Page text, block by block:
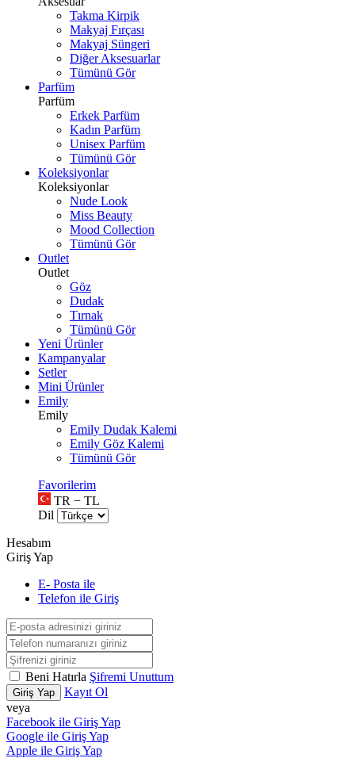
Takma Kirpik
Makyaj Fırçası
Makyaj Süngeri
Diğer Aksesuarlar
Tümünü Gör
Parfüm
Parfüm
Erkek Parfüm
Kadın Parfüm
Unisex Parfüm
Tümünü Gör
Koleksiyonlar
Koleksiyonlar
Nude Look
Miss Beauty
Mood Collection
Tümünü Gör
Outlet
Outlet
Göz
Dudak
Tırnak
Tümünü Gör
Yeni Ürünler
Kampanyalar
Setler
Mini Ürünler
Emily
Emily
Emily Dudak Kalemi
Emily Göz Kalemi
Tümünü Gör
Favorilerim
TR − TL
Dil
Hesabım
Giriş Yap
E- Posta ile
Telefon ile Giriş
Beni Hatırla Şifremi Unuttum
Giriş Yap
Kayıt Ol
veya
Facebook ile Giriş Yap
Google ile Giriş Yap
Apple ile Giriş Yap